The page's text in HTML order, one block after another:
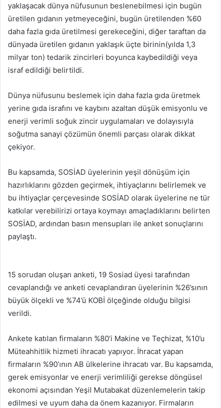
yaklaşacak dünya nüfusunun beslenebilmesi için bugün
üretilen gıdanın yetmeyeceğini, bugün üretilenden %60
daha fazla gıda üretilmesi gerekeceğini, diğer taraftan da
dünyada üretilen gıdanın yaklaşık üçte birinin(yılda 1,3
milyar ton) tedarik zincirleri boyunca kaybedildiği veya
israf edildiği belirtildi.
Dünya nüfusunu beslemek için daha fazla gıda üretmek
yerine gıda israfını ve kaybını azaltan düşük emisyonlu ve
enerji verimli soğuk zincir uygulamaları ve dolayısıyla
soğutma sanayi çözümün önemli parçası olarak dikkat
çekiyor.
Bu kapsamda, SOSİAD üyelerinin yeşil dönüşüm için
hazırlıklarını gözden geçirmek, ihtiyaçlarını belirlemek ve
bu ihtiyaçlar çerçevesinde SOSİAD olarak üyelerine ne tür
katkılar verebilirizi ortaya koymayı amaçladıklarını belirten
SOSİAD, ardından basın mensupları ile anket sonuçlarını
paylaştı.
15 sorudan oluşan anketi, 19 Sosiad üyesi tarafından
cevaplandığı ve anketi cevaplandıran üyelerinin %26’sının
büyük ölçekli ve %74’ü KOBİ ölçeğinde olduğu bilgisi
verildi.
Ankete katılan firmaların %80’i Makine ve Teçhizat, %10’u
Müteahhitlik hizmeti ihracatı yapıyor. İhracat yapan
firmaların %90’ının AB ülkelerine ihracatı var. Bu kapsamda,
gerek emisyonlar ve enerji verimliliği gerekse döngüsel
ekonomi açısından Yeşil Mutabakat düzenlemelerin takip
edilmesi ve uyum daha da önem kazanıyor. Firmaların